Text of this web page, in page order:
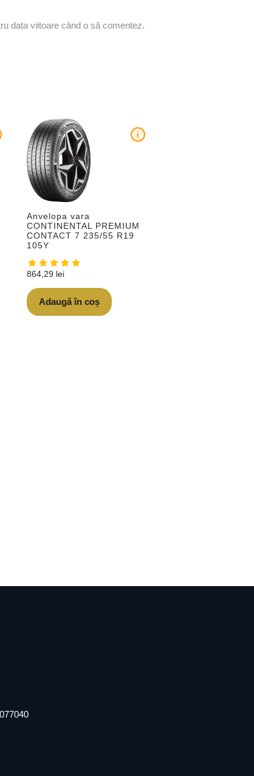
data viitoare când o să comentez.
Anvelopa vara
CONTINENTAL PREMIUM
CONTACT 7 235/55 R19
105Y
i
864,29 lei
Adaugă în coș